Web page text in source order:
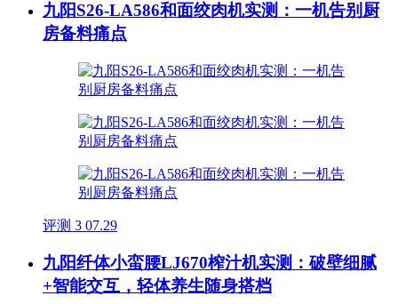
九阳S26-LA586和面绞肉机实测：一机告别厨
房备料痛点
评测 3 07.29
九阳纤体小蛮腰LJ670榨汁机实测：破壁细腻
+智能交互，轻体养生随身搭档